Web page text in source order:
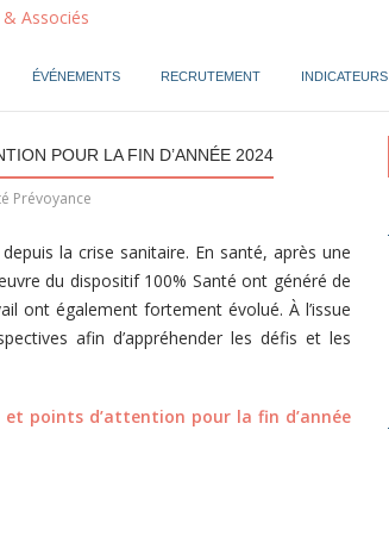
ÉVÉNEMENTS RECRUTEMENT INDICATEURS
POUR LA FIN D’ANNÉE 2024
Prévoyance
la crise sanitaire. En santé, après une
du dispositif 100% Santé ont généré de
ont également fortement évolué. À l’issue
afin d’appréhender les défis et les
points d’attention pour la fin d’année